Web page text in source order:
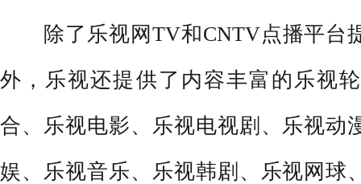
除了乐视网TV和CNTV点播平台
外，乐视还提供了内容丰富的乐视
合、乐视电影、乐视电视剧、乐视动
娱、乐视音乐、乐视韩剧、乐视网球